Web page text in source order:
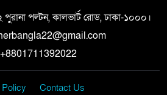
পল্টন, কালভার্ট রোড, ঢাকা-১০০০।
+8801711392022
Contact Us